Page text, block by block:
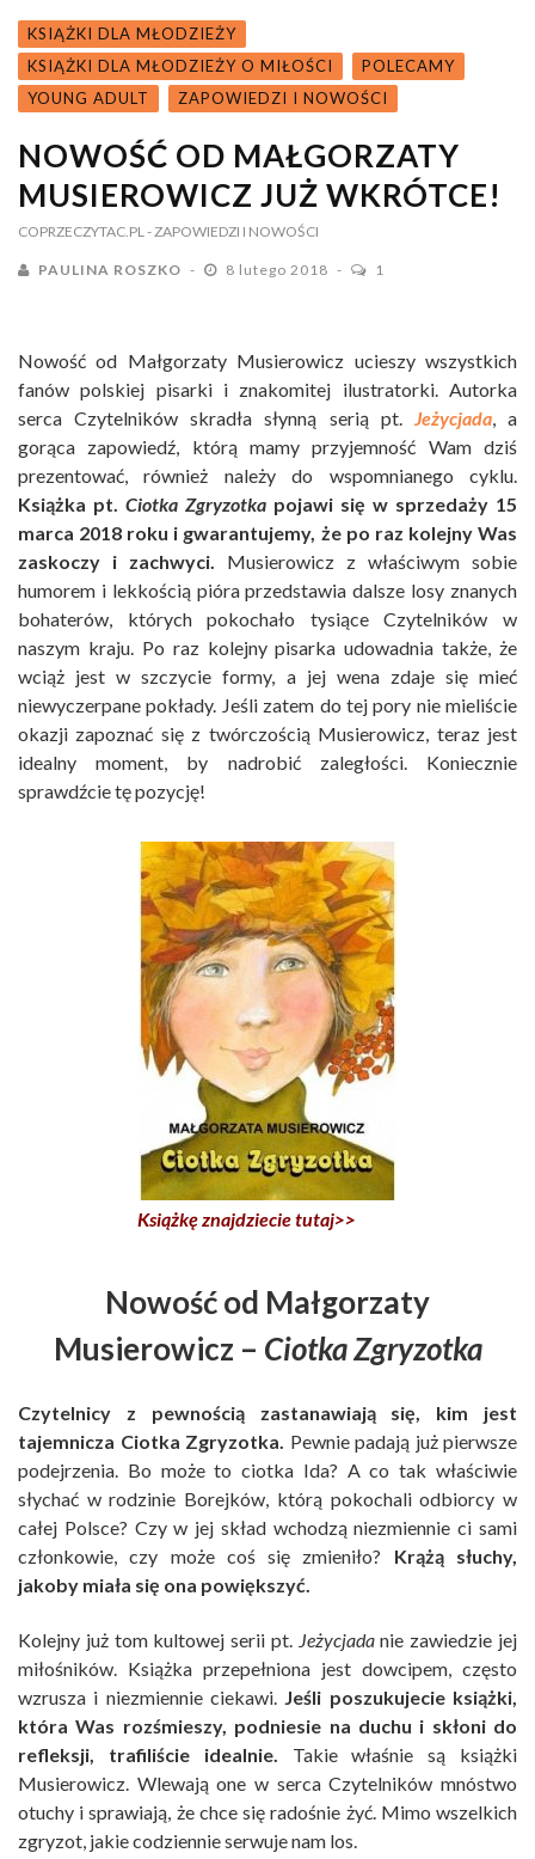
KSIĄŻKI DLA MŁODZIEŻY
KSIĄŻKI DLA MŁODZIEŻY O MIŁOŚCI
POLECAMY
YOUNG ADULT
ZAPOWIEDZI I NOWOŚCI
NOWOŚĆ OD MAŁGORZATY
MUSIEROWICZ JUŻ WKRÓTCE!
COPRZECZYTAC.PL - ZAPOWIEDZI I NOWOŚCI
PAULINA ROSZKO 8 lutego 2018 1
Nowość od Małgorzaty Musierowicz ucieszy wszystkich
fanów polskiej pisarki i znakomitej ilustratorki. Autorka
serca Czytelników skradła słynną serią pt. Jeżycjada, a
gorąca zapowiedź, którą mamy przyjemność Wam dziś
prezentować, również należy do wspomnianego cyklu.
Książka pt. Ciotka Zgryzotka pojawi się w sprzedaży 15
marca 2018 roku i gwarantujemy, że po raz kolejny Was
zaskoczy i zachwyci. Musierowicz z właściwym sobie
humorem i lekkością pióra przedstawia dalsze losy znanych
bohaterów, których pokochało tysiące Czytelników w
naszym kraju. Po raz kolejny pisarka udowadnia także, że
wciąż jest w szczycie formy, a jej wena zdaje się mieć
niewyczerpane pokłady. Jeśli zatem do tej pory nie mieliście
okazji zapoznać się z twórczością Musierowicz, teraz jest
idealny moment, by nadrobić zaległości. Koniecznie
sprawdźcie tę pozycję!
Książkę znajdziecie tutaj>>
Nowość od Małgorzaty
Musierowicz – Ciotka Zgryzotka
Czytelnicy z pewnością zastanawiają się, kim jest
tajemnicza Ciotka Zgryzotka. Pewnie padają już pierwsze
podejrzenia. Bo może to ciotka Ida? A co tak właściwie
słychać w rodzinie Borejków, którą pokochali odbiorcy w
całej Polsce? Czy w jej skład wchodzą niezmiennie ci sami
członkowie, czy może coś się zmieniło? Krążą słuchy,
jakoby miała się ona powiększyć.
Kolejny już tom kultowej serii pt. Jeżycjadanie zawiedzie jej
miłośników. Książka przepełniona jest dowcipem, często
wzrusza i niezmiennie ciekawi.
Jeśli poszukujecie książki,
która Was rozśmieszy, podniesie na duchu i skłoni do
refleksji, trafiliście idealnie.
Takie właśnie są książki
Musierowicz. Wlewają one w serca Czytelników mnóstwo
otuchy i sprawiają, że chce się radośnie żyć. Mimo wszelkich
zgryzot, jakie codziennie serwuje nam los.